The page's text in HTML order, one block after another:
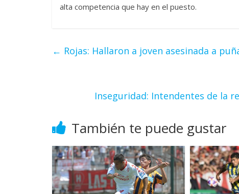
alta competencia que hay en el puesto.
← Rojas: Hallaron a joven asesinada a
Inseguridad: Intendentes de la
También te puede gustar